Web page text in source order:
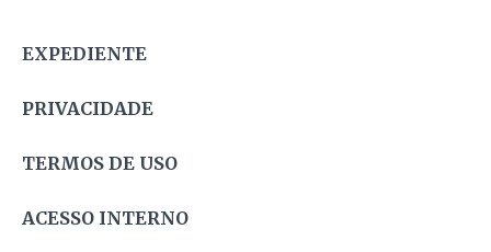
EXPEDIENTE
PRIVACIDADE
TERMOS DE USO
ACESSO INTERNO